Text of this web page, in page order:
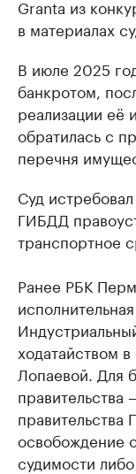
Granta из
в материалах
В июле 2025
банкротом,
реализации её
обратилась с
перечня
Суд
ГИБДД
транспортное
Ранее РБК
ходатайством
Лопаевой. Для
правительства
освобождение
судимости